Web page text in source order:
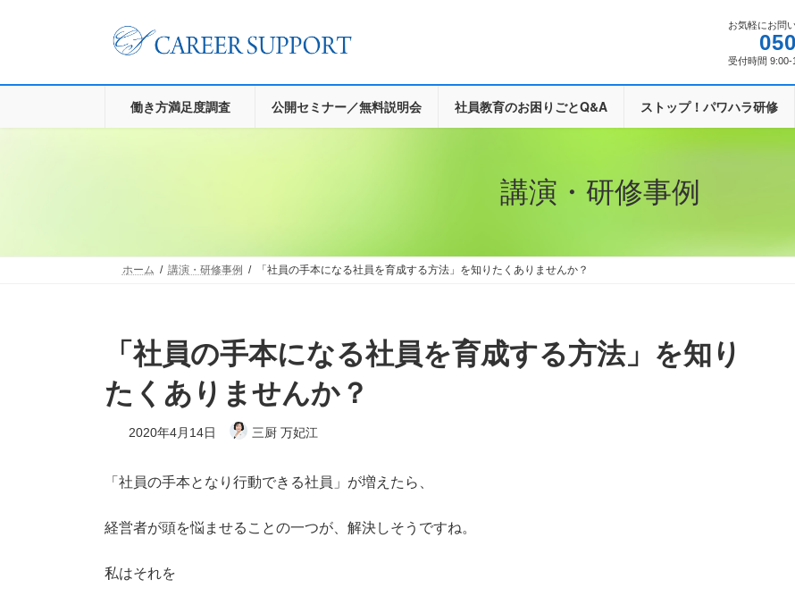
ツ
シ
お気軽にお問
受付時間
働き方満足度調査 公開セミナー／無料説明会 社員教育のお困りごとQ&A ストップ！パワハラ研修
講演・研修事例
ホーム 講演・研修事例 「社員の手本になる社員を育成する方法」を知りたくありませんか？
「社員の手本になる社員を育成する方法」を知り
たくありませんか？
2020年4月14日 三厨 万妃江
「社員の手本となり行動できる社員」が増えたら、
経営者が頭を悩ませることの一つが、解決しそうですね。
私はそれを